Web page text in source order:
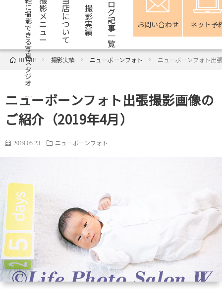
に
撮
影
で
き
る
写
真
ス
タ
ジ
オ
影
メ
ニ
ュ
ー
店
に
つ
い
て
撮
影
実
績
ロ
グ
記
事
一
覧
お問い合わせ ネット予
HOME 撮影実績 ニューボーンフォト ニューボーンフォト出
ニューボーンフォト出張撮影画像の
ご紹介（2019年4月）
2019.05.23 ニューボーンフォト